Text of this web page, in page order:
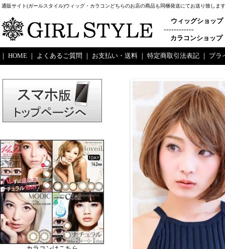
通販サイト(ガールスタイル)ウィッグ・カラコンどちらのお店の商品も同梱発送にてお送り致しま
ウィッグショップ
------------
カラコンショップ
｜ HOME ｜ よくあるご質問 ｜ お支払い・送料 ｜ 特定商取引法表記 ｜ プラ